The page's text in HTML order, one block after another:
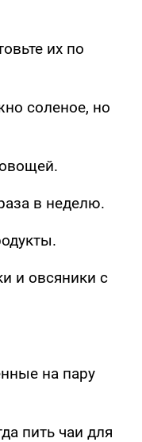
их по
соленое, но
в неделю.
и овсяники с
на пару
пить чаи для